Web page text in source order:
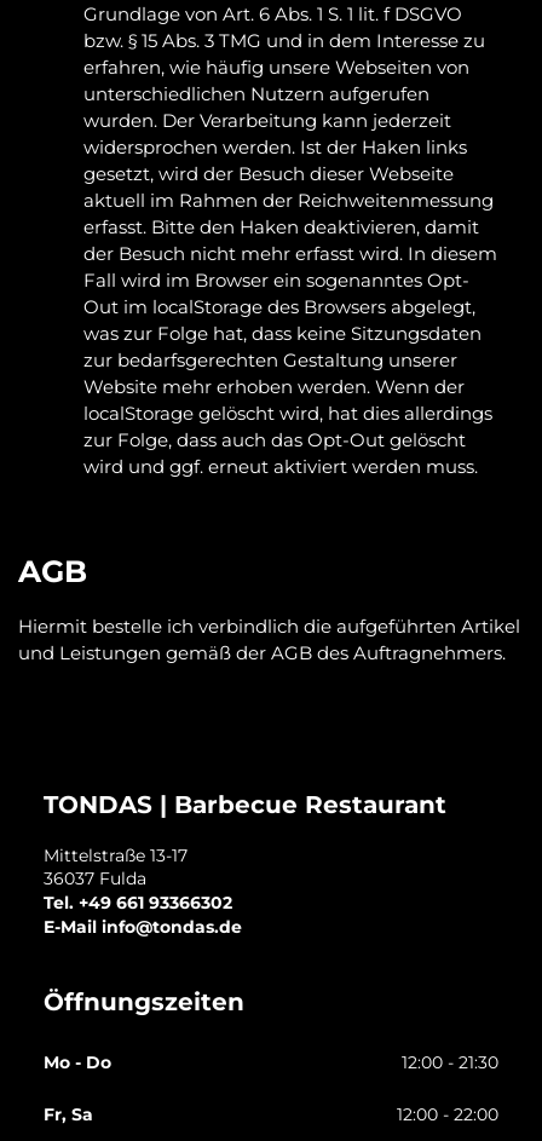
Grundlage von Art. 6 Abs. 1 S. 1 lit. f DSGVO
bzw. § 15 Abs. 3 TMG und in dem Interesse zu
erfahren, wie häufig unsere Webseiten von
unterschiedlichen Nutzern aufgerufen
wurden. Der Verarbeitung kann jederzeit
widersprochen werden. Ist der Haken links
gesetzt, wird der Besuch dieser Webseite
aktuell im Rahmen der Reichweitenmessung
erfasst. Bitte den Haken deaktivieren, damit
der Besuch nicht mehr erfasst wird. In diesem
Fall wird im Browser ein sogenanntes Opt-
Out im localStorage des Browsers abgelegt,
was zur Folge hat, dass keine Sitzungsdaten
zur bedarfsgerechten Gestaltung unserer
Website mehr erhoben werden. Wenn der
localStorage gelöscht wird, hat dies allerdings
zur Folge, dass auch das Opt-Out gelöscht
wird und ggf. erneut aktiviert werden muss.
AGB
Hiermit bestelle ich verbindlich die aufgeführten Artikel
und Leistungen gemäß der AGB des Auftragnehmers.
TONDAS | Barbecue Restaurant
Mittelstraße 13-17
36037 Fulda
Tel. +49 661 93366302
E-Mail info@tondas.de
Öffnungszeiten
Mo - Do 12:00 - 21:30
Fr, Sa 12:00 - 22:00